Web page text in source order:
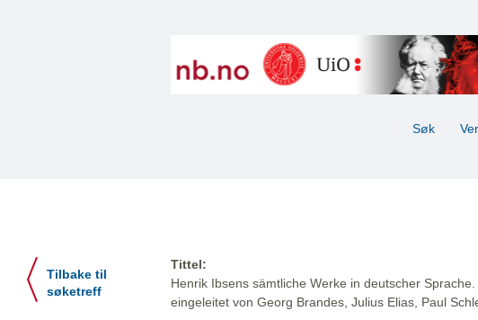
Søk
Tilbake til
søketreff
Tittel:
Henrik Ibsens sämtliche Werke in deutscher
eingeleitet von Georg Brandes, Julius Elias, Paul